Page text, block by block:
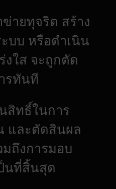
ายทุจริต สร้าง
บบ หรือดำเนิน
งใส จะถูกตัด
รทันที
สิทธิ์ในการ
และตัดสินผล
ถึงการมอบ
นที่สิ้นสุด